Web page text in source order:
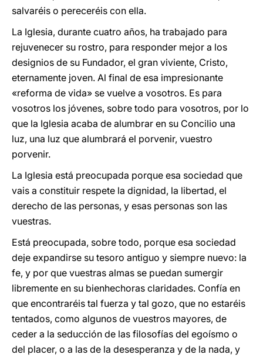
salvaréis o pereceréis con ella.
La Iglesia, durante cuatro años, ha trabajado para
rejuvenecer su rostro, para responder mejor a los
designios de su Fundador, el gran viviente, Cristo,
eternamente joven. Al final de esa impresionante
«reforma de vida» se vuelve a vosotros. Es para
vosotros los jóvenes, sobre todo para vosotros, por lo
que la Iglesia acaba de alumbrar en su Concilio una
luz, una luz que alumbrará el porvenir, vuestro
porvenir.
La Iglesia está preocupada porque esa sociedad que
vais a constituir respete la dignidad, la libertad, el
derecho de las personas, y esas personas son las
vuestras.
Está preocupada, sobre todo, porque esa sociedad
deje expandirse su tesoro antiguo y siempre nuevo: la
fe, y por que vuestras almas se puedan sumergir
libremente en su bienhechoras claridades. Confía en
que encontraréis tal fuerza y tal gozo, que no estaréis
tentados, como algunos de vuestros mayores, de
ceder a la seducción de las filosofías del egoísmo o
del placer, o a las de la desesperanza y de la nada, y